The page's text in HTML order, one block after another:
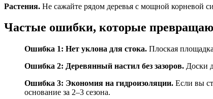
Растения. Не сажайте рядом деревья с мощной корневой
Частые ошибки, которые
Ошибка 1: Нет уклона для стока. Плоская
Ошибка 2: Деревянный настил без зазоров. Доски
Ошибка 3: Экономия на гидроизоляции. Если вы
основание за 2–3 сезона.